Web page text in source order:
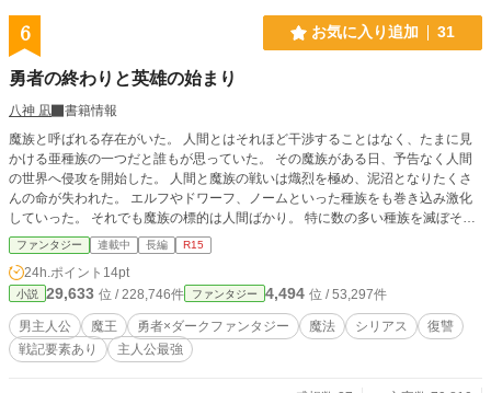
6 お気に入り追加 31
勇者の終わりと英雄の始まり
八神 凪
書籍情報
魔族と呼ばれる存在がいた。 人間とはそれほど干渉することはなく、たまに見
かける亜種族の一つだと誰もが思っていた。 その魔族がある日、予告なく人間
の世界へ侵攻を開始した。 人間と魔族の戦いは熾烈を極め、泥沼となりたくさ
んの命が失われた。 エルフやドワーフ、ノームといった種族をも巻き込み激化
していった。 それでも魔族の標的は人間ばかり。 特に数の多い種族を滅ぼそう
としているかのようだった。 戦いは果てるともなき続き彼らは空を仰ぎながら
祈る。 ――いつか平和な日が、その時が訪れるように。 人々はそう願った。 死
というものがとても近く、いつでも隣に付きまとう。 いつ終わるともしれない
戦いに疲れ果てた頃、一人の男が立ち上がった。 名をカイルと言った。 その男
は強力な剣技を操り、強大な魔法を駆使して魔族と戦いを繰り広げた。 戦いぶ
りは恐ろしく冷徹で確実に命を刈り取る。 人々は彼を「ブレイド・オブ・ドレ
ッド」と呼び、期待を寄せる。 そしてついにカイルは魔族の王を討伐すること
ファンタジー 連載中 長編 R15
24h.ポイント 14pt
小説 29,633 位 / 228,746件 ファンタジー 4,494 位 / 53,297件
男主人公 魔王 勇者×ダークファンタジー 魔法 シリアス
復讐
戦記要素あり
主人公最強